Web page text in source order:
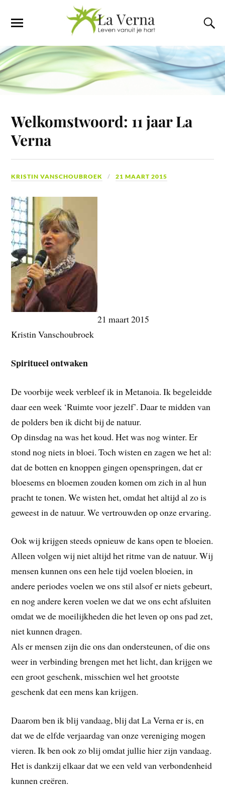
Welkomstwoord: 11 jaar La
Verna
KRISTIN VANSCHOUBROEK 21 MAART 2015
21 maart 2015
Kristin Vanschoubroek
Spiritueel ontwaken
De voorbije week verbleef ik in Metanoia. Ik begeleidde
daar een week ‘Ruimte voor jezelf’. Daar te midden van
de polders ben ik dicht bij de natuur.
Op dinsdag na was het koud. Het was nog winter. Er
stond nog niets in bloei. Toch wisten en zagen we het al:
dat de botten en knoppen gingen openspringen, dat er
bloesems en bloemen zouden komen om zich in al hun
pracht te tonen. We wisten het, omdat het altijd al zo is
geweest in de natuur. We vertrouwden op onze ervaring.
Ook wij krijgen steeds opnieuw de kans open te bloeien.
Alleen volgen wij niet altijd het ritme van de natuur. Wij
mensen kunnen ons een hele tijd voelen bloeien, in
andere periodes voelen we ons stil alsof er niets gebeurt,
en nog andere keren voelen we dat we ons echt afsluiten
omdat we de moeilijkheden die het leven op ons pad zet,
niet kunnen dragen.
Als er mensen zijn die ons dan ondersteunen, of die ons
weer in verbinding brengen met het licht, dan krijgen we
een groot geschenk, misschien wel het grootste
geschenk dat een mens kan krijgen.
Daarom ben ik blij vandaag, blij dat La Verna er is, en
dat we de elfde verjaardag van onze vereniging mogen
vieren. Ik ben ook zo blij omdat jullie hier zijn vandaag.
Het is dankzij elkaar dat we een veld van verbondenheid
kunnen creëren.